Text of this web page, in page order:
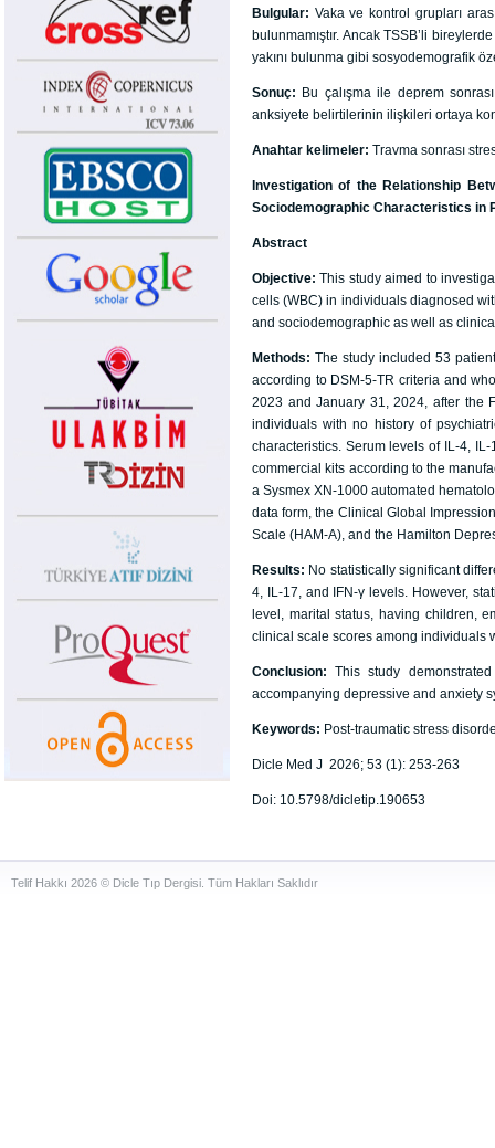
Bulgular: Vaka ve kontrol grupları
bulunmamıştır. Ancak TSSB’li
yakını bulunma gibi sosyodemografik
Sonuç: Bu çalışma ile deprem
anksiyete belirtilerinin ilişkileri ortaya
Anahtar kelimeler: Travma sonrası
Investigation of the Relationship
Sociodemographic Characteristics in
Abstract
Objective:This study aimed to
cells (WBC) in individuals diagnosed
and sociodemographic as well as
Methods:The study included 53
according to DSM-5-TR criteria and
2023 and January 31, 2024, after the
individuals with no history of
characteristics. Serum levels of IL-4,
commercial kits according to the
a Sysmex XN-1000 automated
data form, the Clinical Global
Scale (HAM-A), and the Hamilton
Results: No statistically significant
4, IL-17, and IFN-γ levels. However,
level, marital status, having children,
clinical scale scores among individuals
Conclusion:This study
accompanying depressive and anxiety
Keywords: Post-traumatic stress
Dicle Med J 2026; 53 (1): 253-263
Doi: 10.5798/dicletip.190653
Telif Hakkı 2026 © Dicle Tıp Dergisi. Tüm Hakları Saklıdır